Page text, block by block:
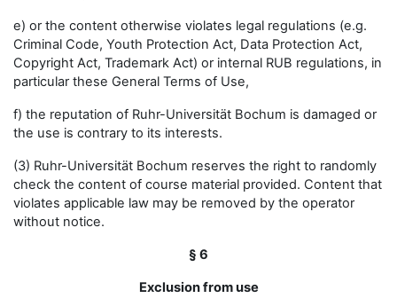
e) or the content otherwise violates legal regulations (e.g.
Criminal Code, Youth Protection Act, Data Protection Act,
Copyright Act, Trademark Act) or internal RUB regulations, in
particular these General Terms of Use,
f) the reputation of Ruhr-Universität Bochum is damaged or
the use is contrary to its interests.
(3) Ruhr-Universität Bochum reserves the right to randomly
check the content of course material provided. Content that
violates applicable law may be removed by the operator
without notice.
§ 6
Exclusion from use